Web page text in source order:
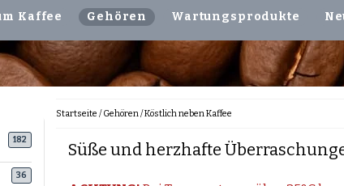
Kaffee Gehören Wartungsprodukte
182
36
Startseite /Gehören/Köstlich neben Kaffee
Süße und herzhafte